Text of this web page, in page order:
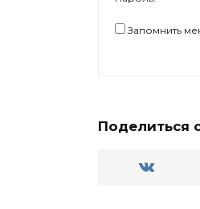
Запомнить
Поделиться